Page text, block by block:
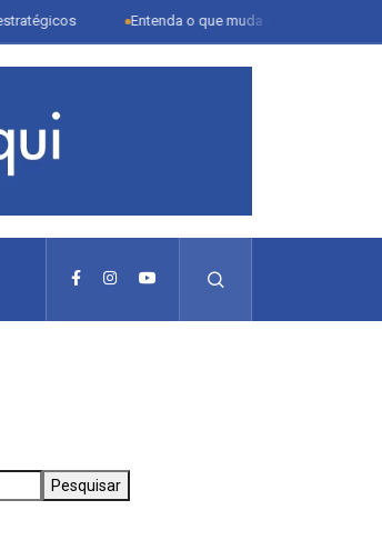
Entenda o que muda com a nova Lei do Frete
Pesquisar